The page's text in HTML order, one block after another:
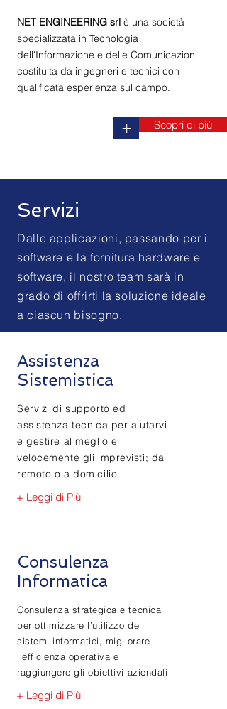
NET ENGINEERING srl è una società
specializzata in Tecnologia
dell'Informazione e delle Comunicazioni
costituita da ingegneri e tecnici con
qualificata esperienza sul campo.
+ Scopri di più
Servizi
Dalle applicazioni, passando per i
software e la fornitura hardware e
software, il nostro team sarà in
grado di offrirti la soluzione ideale
a ciascun bisogno.
Assistenza
Sistemistica
Servizi di supporto ed
assistenza tecnica per aiutarvi
e gestire al meglio e
velocemente gli imprevisti; da
remoto o a domicilio.
+ Leggi di Più
Consulenza
Informatica
Consulenza strategica e tecnica
per ottimizzare l’utilizzo dei
sistemi informatici, migliorare
l’efficienza operativa e
raggiungere gli obiettivi aziendali
+ Leggi di Più